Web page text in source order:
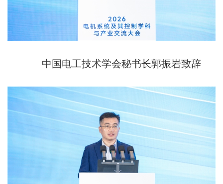
中国电工技术学会秘书长郭振岩致辞